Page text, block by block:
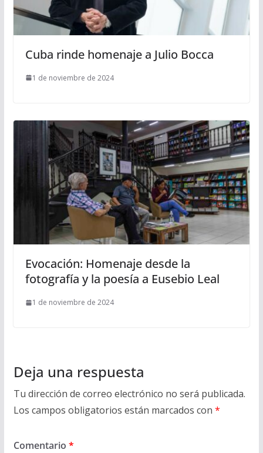
Cuba rinde homenaje a Julio Bocca
1 de noviembre de 2024
Evocación: Homenaje desde la
fotografía y la poesía a Eusebio Leal
1 de noviembre de 2024
Deja una respuesta
Tu dirección de correo electrónico no será publicada.
Los campos obligatorios están marcados con *
Comentario *